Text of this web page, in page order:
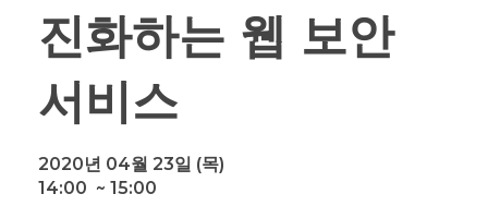
진화하는 웹 보안
서비스
2020년 04월 23일 (목)
14:00 ~ 15:00